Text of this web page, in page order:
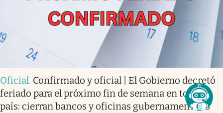
Oficial. Confirmado y oficial | El Gobierno decretó
feriado para el próximo fin de semana en todo el
país: cierran bancos y oficinas gubernamentales